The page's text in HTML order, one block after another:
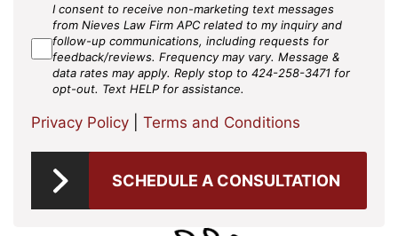
SMS
Agree
I consent to receive non-marketing text messages
from Nieves Law Firm APC related to my inquiry and
follow-up communications, including requests for
feedback/reviews. Frequency may vary. Message &
data rates may apply. Reply stop to 424-258-3471 for
opt-out. Text HELP for assistance.
Privacy Policy Terms and Conditions
SCHEDULE A CONSULTATION